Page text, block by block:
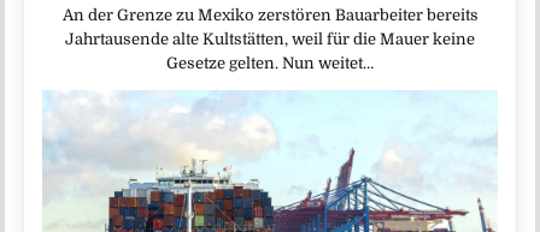
An der Grenze zu Mexiko zerstören Bauarbeiter bereits
Jahrtausende alte Kultstätten, weil für die Mauer keine
Gesetze gelten. Nun weitet…